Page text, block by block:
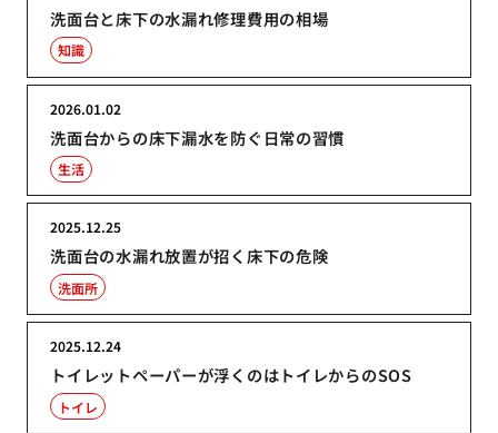
洗面台と床下の水漏れ修理費用の相場
知識
洗面台からの床下漏水を防ぐ日常の習慣
2026.01.02
生活
洗面台の水漏れ放置が招く床下の危険
2025.12.25
洗面所
トイレットペーパーが浮くのはトイレからのSOS
2025.12.24
トイレ